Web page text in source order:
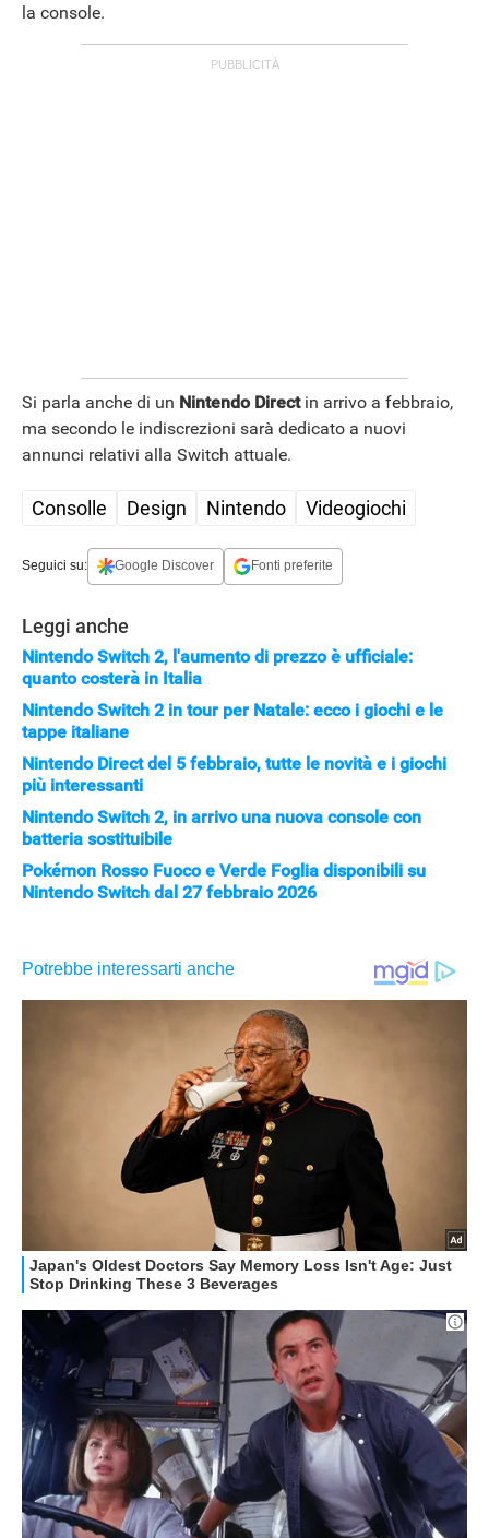
STREAMING E SERIE TV
la console.
Si parla anche di un Nintendo Directin arrivo a febbraio,
ma secondo le indiscrezioni sarà dedicato a nuovi
annunci relativi alla Switch attuale.
Consolle Design Nintendo Videogiochi
Seguici su: Google Discover Fonti preferite
Leggi anche
Nintendo Switch 2, l'aumento di prezzo è ufficiale:
quanto costerà in Italia
Nintendo Switch 2 in tour per Natale: ecco i giochi e le
tappe italiane
Nintendo Direct del 5 febbraio, tutte le novità e i giochi
più interessanti
Nintendo Switch 2, in arrivo una nuova console con
batteria sostituibile
Pokémon Rosso Fuoco e Verde Foglia disponibili su
Nintendo Switch dal 27 febbraio 2026